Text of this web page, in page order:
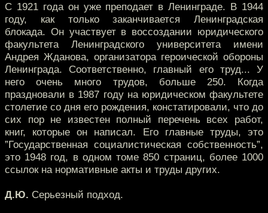
С 1921 года он уже преподает в Ленинграде. В 1944
году, как только заканчивается Ленинградская
блокада. Он участвует в воссоздании юридического
факультета Ленинградского университета имени
Андрея Жданова, организатора героической обороны
Ленинграда. Соответственно, главный его труд... У
него очень много трудов, больше 250. Когда
праздновали в 1987 году на юридическом факультете
столетие со дня его рождения, констатировали, что до
сих пор не известен полный перечень всех работ,
книг, которые он написал. Его главные труды, это
”Государственная социалистическая собственность”,
это 1948 год, в одном томе 850 страниц, более 1000
ссылок на нормативные акты и труды других.
Д.Ю. Серьезный подход.